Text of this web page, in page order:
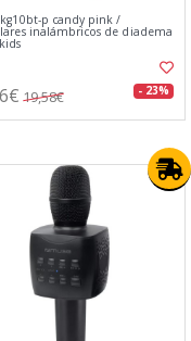
kg10bt-p candy pink /
inalámbricos de diadema
19,58€ - 23%